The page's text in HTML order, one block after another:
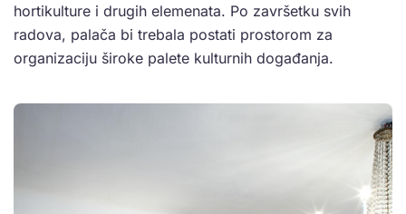
hortikulture i drugih elemenata. Po završetku svih
radova, palača bi trebala postati prostorom za
organizaciju široke palete kulturnih događanja.